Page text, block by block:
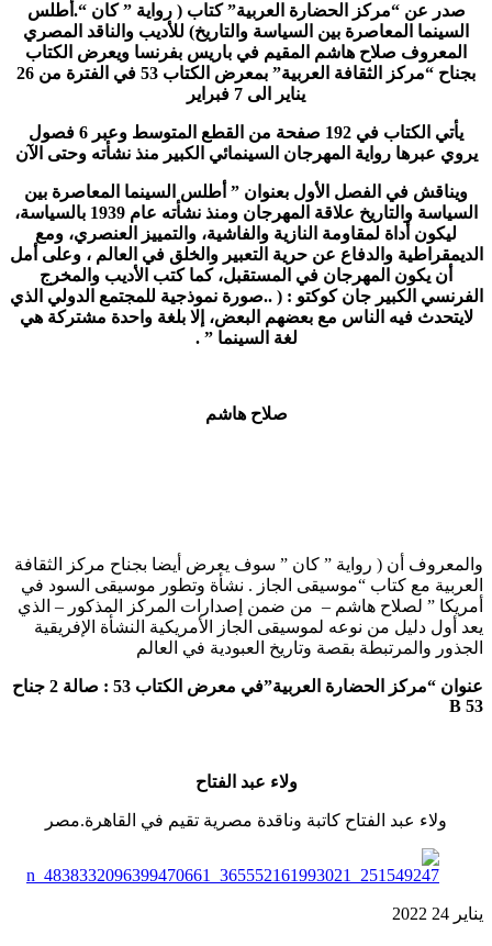
صدر عن “مركز الحضارة العربية” كتاب ( رواية ” كان “.أطلس
السينما المعاصرة بين السياسة والتاريخ) للأديب والناقد المصري
المعروف صلاح هاشم المقيم في باريس بفرنسا ويعرض الكتاب
بجناح “مركز الثقافة العربية” بمعرض الكتاب 53 في الفترة من 26
يناير الى 7 فبراير
يأتي الكتاب في 192 صفحة من القطع المتوسط وعبر 6 فصول
يروي عبرها رواية المهرجان السينمائي الكبير منذ نشأته وحتى الآن
ويناقش في الفصل الأول بعنوان ” أطلس السينما المعاصرة بين
السياسة والتاريخ علاقة المهرجان ومنذ نشأته عام 1939 بالسياسة،
ليكون أداة لمقاومة النازية والفاشية، والتمييز العنصري، ومع
الديمقراطية والدفاع عن حرية التعبير والخلق في العالم ، وعلى أمل
أن يكون المهرجان في المستقبل، كما كتب الأديب والمخرج
الفرنسي الكبير جان كوكتو : ( ..صورة نموذجية للمجتمع الدولي الذي
لايتحدث فيه الناس مع بعضهم البعض، إلا بلغة واحدة مشتركة هي
لغة السينما ” .
صلاح هاشم
والمعروف أن ( رواية ” كان ” سوف يعرض أيضا بجناح مركز الثقافة
العربية مع كتاب “موسيقى الجاز . نشأة وتطور موسيقى السود في
أمريكا ” لصلاح هاشم – من ضمن إصدارات المركز المذكور – الذي
يعد أول دليل من نوعه لموسيقى الجاز الأمريكية النشأة الإفريقية
الجذور والمرتبطة بقصة وتاريخ العبودية في العالم
عنوان “مركز الحضارة العربية”في معرض الكتاب 53 : صالة 2 جناح
53 B
ولاء عبد الفتاح
ولاء عبد الفتاح كاتبة وناقدة مصرية تقيم في القاهرة.مصر
يناير 24
2022